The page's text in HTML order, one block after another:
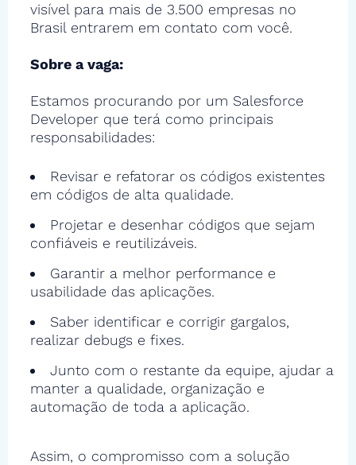
visível para mais de 3.500 empresas no
Brasil entrarem em contato com você.
Sobre a vaga:
Estamos procurando por um Salesforce
Developer que terá como principais
responsabilidades:
Revisar e refatorar os códigos existentes
em códigos de alta qualidade.
Projetar e desenhar códigos que sejam
confiáveis e reutilizáveis.
Garantir a melhor performance e
usabilidade das aplicações.
Saber identificar e corrigir gargalos,
realizar debugs e fixes.
Junto com o restante da equipe, ajudar a
manter a qualidade, organização e
automação de toda a aplicação.
Assim, o compromisso com a solução